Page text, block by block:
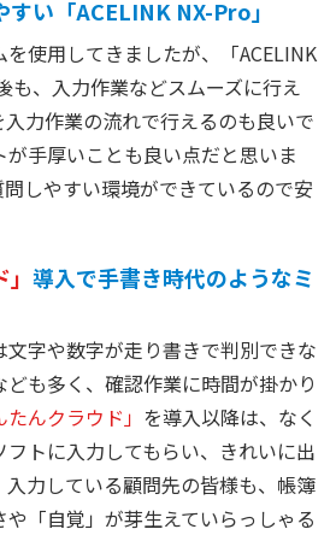
い「ACELINK NX-Pro」
使用してきましたが、「ACELINK
も、入力作業などスムーズに行え
力作業の流れで行えるのも良いで
手厚いことも良い点だと思いま
しやすい環境ができているので安
導入で手書き時代のようなミ
字や数字が走り書きで判別できな
も多く、確認作業に時間が掛かり
たんクラウド」 を導入以降は、なく
トに入力してもらい、きれいに出
力している顧問先の皆様も、帳簿
「自覚」が芽生えていらっしゃる